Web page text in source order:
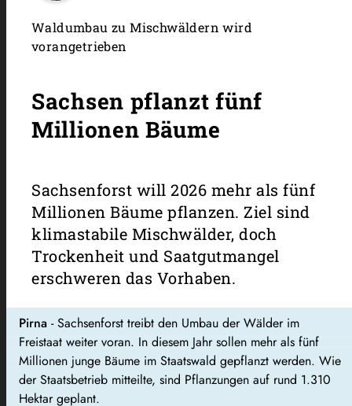
Waldumbau zu Mischwäldern wird
vorangetrieben
Sachsen pflanzt fünf
Millionen Bäume
Sachsenforst will 2026 mehr als fünf
Millionen Bäume pflanzen. Ziel sind
klimastabile Mischwälder, doch
Trockenheit und Saatgutmangel
erschweren das Vorhaben.
Pirna - Sachsenforst treibt den Umbau der Wälder im
Freistaat weiter voran. In diesem Jahr sollen mehr als fünf
Millionen junge Bäume im Staatswald gepflanzt werden. Wie
der Staatsbetrieb mitteilte, sind Pflanzungen auf rund 1.310
Hektar geplant.